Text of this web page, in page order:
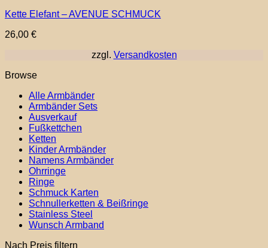
weist
Varianten
können
Produktseite
gewählt
werden
Kette Elefant – AVENUE SCHMUCK
26,00 €
zzgl. Versandkosten
Browse
Alle Armbänder
Armbänder Sets
Ausverkauf
Fußkettchen
Ketten
Kinder Armbänder
Namens Armbänder
Ohrringe
Ringe
Schmuck Karten
Schnullerketten & Beißringe
Stainless Steel
Wunsch Armband
Nach Preis filtern